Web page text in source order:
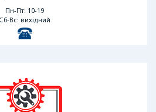
Пн-Пт: 10-19
Сб-Вс: вихідний